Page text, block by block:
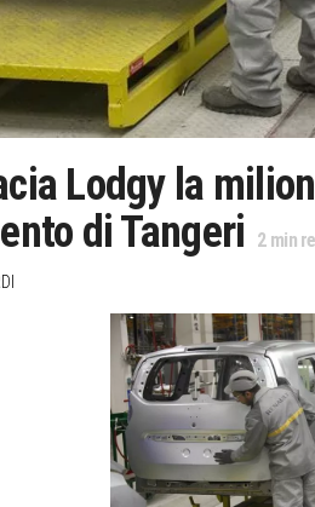
Lodgy la
di Tangeri
2min